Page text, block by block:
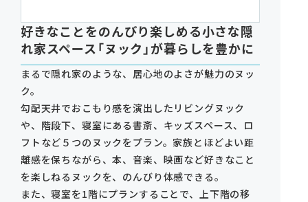
好きなことをのんびり楽しめる小さな隠
れ家スペース「ヌック」が暮らしを豊かに
まるで隠れ家のような、居心地のよさが魅力のヌッ
ク。
勾配天井でおこもり感を演出したリビングヌック
や、階段下、寝室にある書斎、キッズスペース、ロ
フトなど５つのヌックをプラン。家族とほどよい距
離感を保ちながら、本、音楽、映画など好きなこと
を楽しねるヌックを、のんびり体感できる。
また、寝室を1階にプランすることで、上下階の移